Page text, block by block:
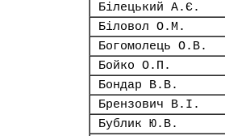
Білецький А.Є.
Біловол О.М.
Богомолець О.В.
Бойко О.П.
Бондар В.В.
Брензович В.І.
Бублик Ю.В.